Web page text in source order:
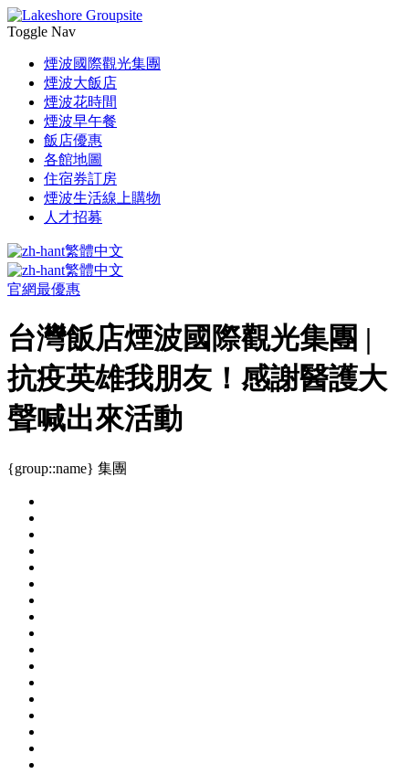
Toggle Nav
煙波國際觀光集團
煙波大飯店
煙波花時間
煙波早午餐
飯店優惠
各館地圖
住宿券訂房
煙波生活線上購物
人才招募
繁體中文
繁體中文
官網最優惠
台灣飯店煙波國際觀光集團 |
抗疫英雄我朋友！感謝醫護大
聲喊出來活動
{group::name} 集團